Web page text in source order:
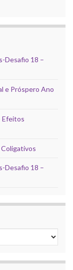
Desafio 18 –
e Próspero Ano
Efeitos
Desafio 18 –